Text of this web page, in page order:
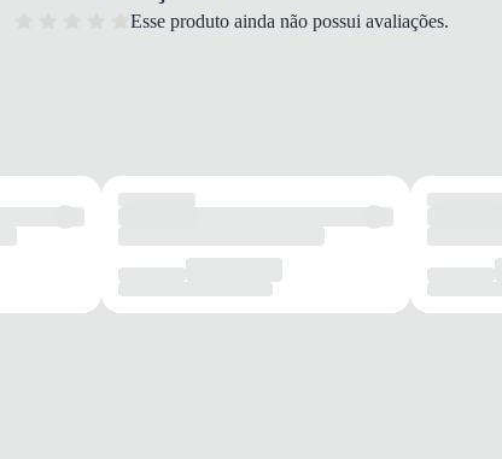
Esse produto ainda não possui avaliações.